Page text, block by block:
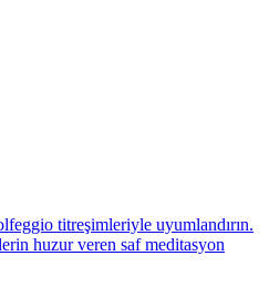
titreşimleriyle uyumlandırın.
huzur veren saf meditasyon